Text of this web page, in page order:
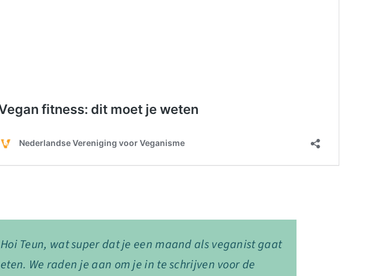
Hoi Teun, wat super dat je een maand als veganist gaat
eten. We raden je aan om je in te schrijven voor de